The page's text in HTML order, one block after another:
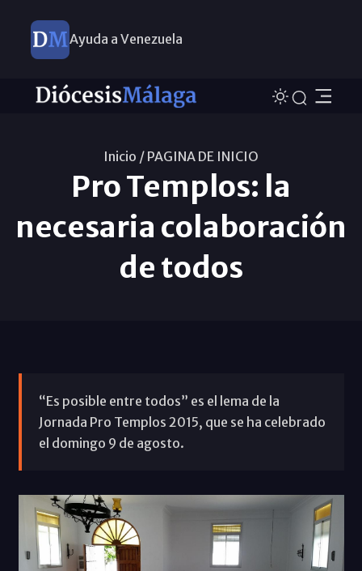
Ayuda a Venezuela
Inicio / PAGINA DE INICIO
Pro Templos: la
necesaria colaboración
de todos
“Es posible entre todos” es el lema de la
Jornada Pro Templos 2015, que se ha celebrado
el domingo 9 de agosto.